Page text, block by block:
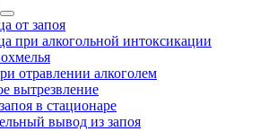
от запоя
при алкогольной интоксикации
отравлении алкоголем
вытрезвление
в стационаре
вывод из запоя